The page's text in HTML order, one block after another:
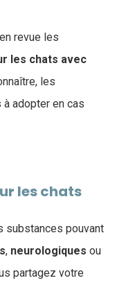
revue les
les chats avec
les
adopter en cas
les chats
substances pouvant
, neurologiques ou
partagez votre